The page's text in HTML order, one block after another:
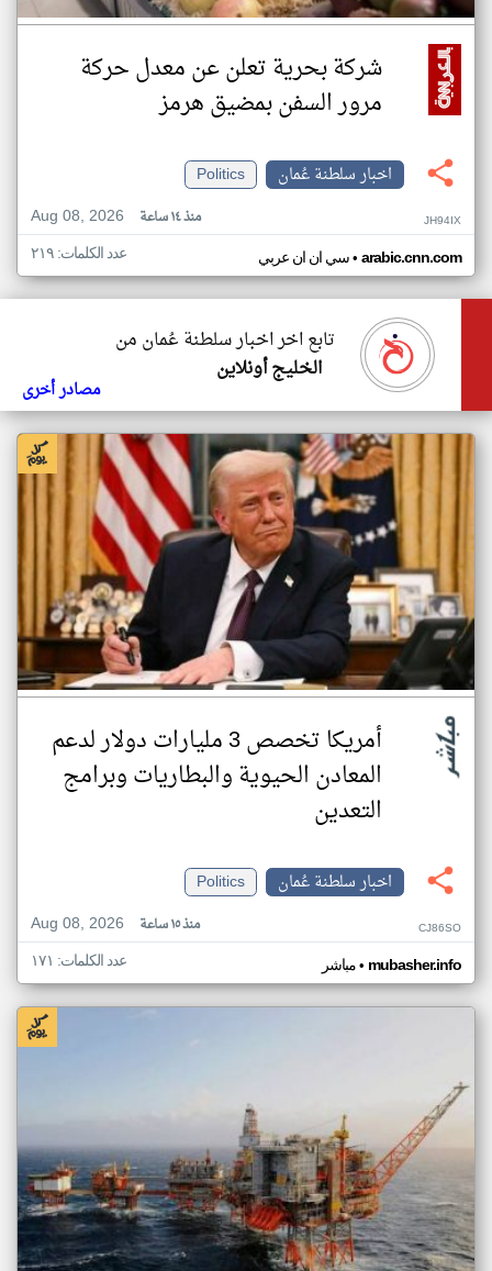
شركة بحرية تعلن عن معدل حركة
مرور السفن بمضيق هرمز
اخبار سلطنة عُمان
Politics
Aug 08, 2026
منذ ١٤ ساعة JH94IX
سي ان ان عربي• arabic.cnn.com عدد الكلمات: ٢١٩
تابع اخر اخبار سلطنة عُمان من
الخليج أونلاين
مصادر أخرى
أمريكا تخصص 3 مليارات دولار لدعم
المعادن الحيوية والبطاريات وبرامج
التعدين
اخبار سلطنة عُمان
Politics
Aug 08, 2026
منذ ١٥ ساعة CJ86SO
مباشر• mubasher.info عدد الكلمات: ١٧١